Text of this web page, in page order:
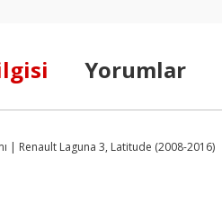
Yorumlar
| Renault Laguna 3, Latitude (2008-2016)